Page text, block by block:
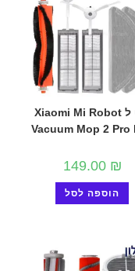
סט ל Xiaomi Mi Robot
Vacuum Mop 2 Pro
149.00 ₪
הוספה לסל